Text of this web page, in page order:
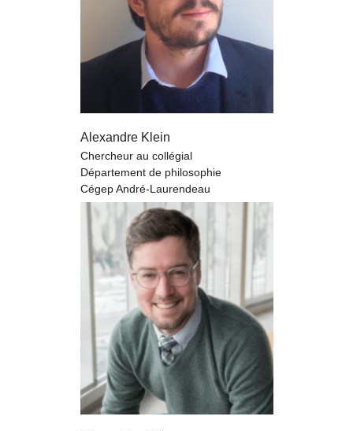
Alexandre Klein
Chercheur au collégial
Département de philosophie
Cégep André-Laurendeau